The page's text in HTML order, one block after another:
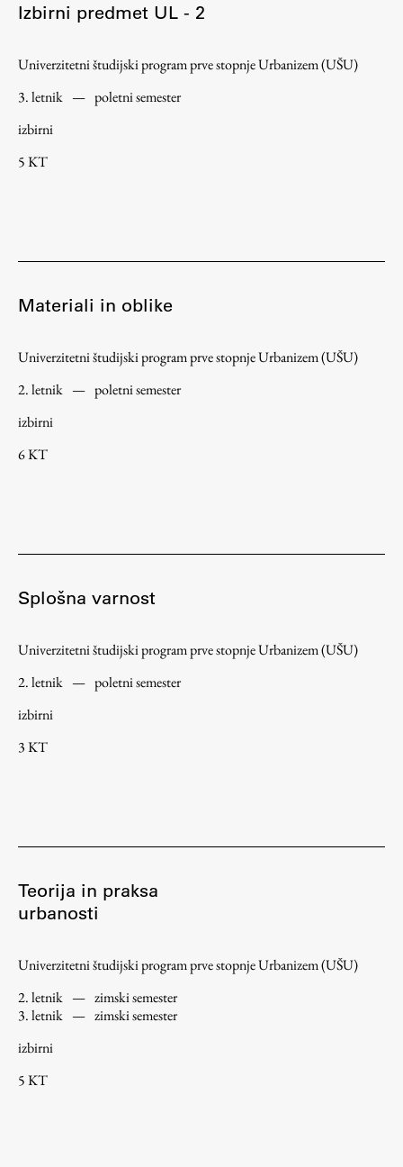
Razvojno sodelovanje in humanitarna pomoč
Založništvo
FA–ZA
AR – Arhitektura, raziskovanje
Izbirni predmet UL - 2
Univerzitetni študijski program prve stopnje Urbanizem (UŠU)
3. letnik — poletni semester
izbirni
5 KT
Materiali in oblike
Univerzitetni študijski program prve stopnje Urbanizem (UŠU)
2. letnik — poletni semester
izbirni
6 KT
Splošna varnost
Univerzitetni študijski program prve stopnje Urbanizem (UŠU)
2. letnik — poletni semester
izbirni
3 KT
Teorija in praksa
urbanosti
Univerzitetni študijski program prve stopnje Urbanizem (UŠU)
2. letnik — zimski semester
3. letnik — zimski semester
izbirni
5 KT